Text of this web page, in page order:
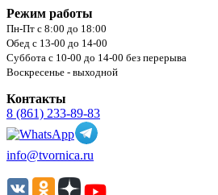
Режим работы
Пн-Пт с 8:00 до 18:00
Обед с 13-00 до 14-00
Суббота с 10-00 до 14-00 без перерыва
Воскресенье - выходной
Контакты
8 (861) 233-89-83
info@tvornica.ru